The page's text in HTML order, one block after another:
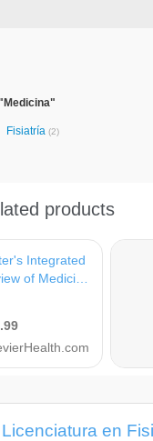
Fisiatría (2)
Licenciatura en